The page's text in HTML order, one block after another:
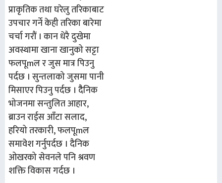
प्राकृतिक तथा घरेलु तरिकाबाट
उपचार गर्ने केही तरिका बारेमा
चर्चा गरौं । कान धेरै दुखेमा
अवस्थामा खाना खानुको सट्टा
फलपूmल र जुस मात्र पिउनु
पर्दछ । सुन्तलाको जुसमा पानी
मिसाएर पिउनु पर्दछ । दैैनिक
भोजनमा सन्तुलित आहार,
ब्राउन राईस आँटा सलाद,
हरियो तरकारी, फलपूmल
समावेश गर्नुपर्दछ । दैनिक
ओखरको सेवनले पनि श्रवण
शक्ति विकास गर्दछ ।